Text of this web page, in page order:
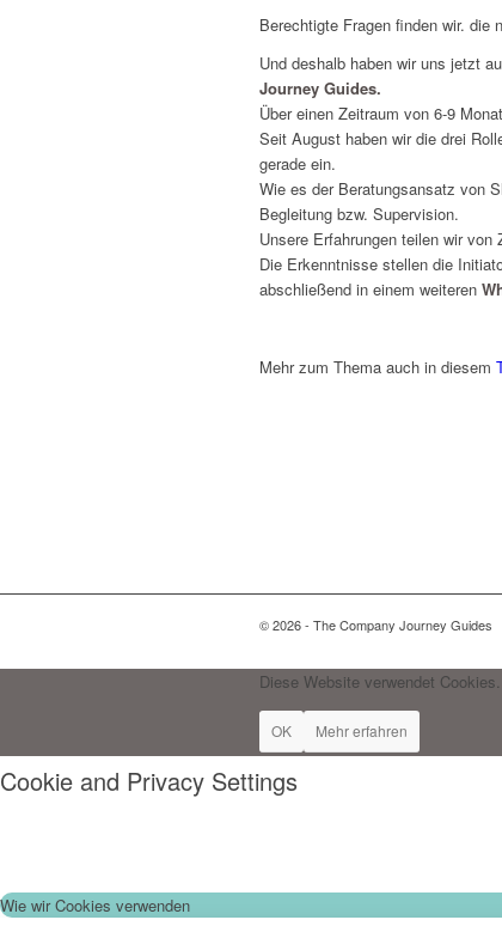
Berechtigte Fragen finden wir. die
Und deshalb haben wir uns jetzt
Journey Guides.
Über einen Zeitraum von 6-9
Seit August haben wir die drei
gerade ein.
Wie es der Beratungsansatz von
Begleitung bzw. Supervision.
Unsere Erfahrungen teilen wir
Die Erkenntnisse stellen die
abschließend in einem weiteren
Mehr zum Thema auch in diesem
© 2026 - The Company Journey Guides
Diese Website verwendet
OK Mehr erfahren
Cookie and Privacy Settings
Wie wir Cookies verwenden